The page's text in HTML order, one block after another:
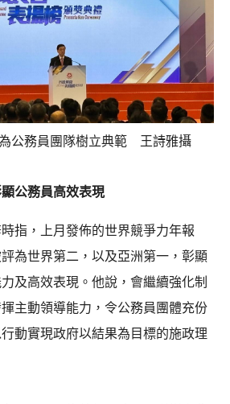
公務員團隊樹立典範 王詩雅攝
公務員高效表現
指，上月發佈的世界競爭力年報
為世界第二，以及亞洲第一，彰顯
及高效表現。他說，會繼續強化制
主動領導能力，令公務員團體充份
動實現政府以結果為目標的施政理